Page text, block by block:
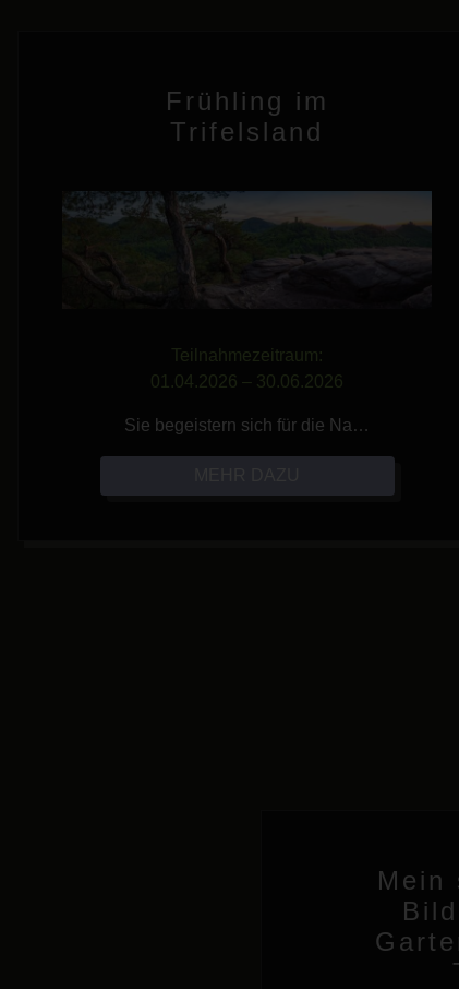
Frühling im
Trifelsland
Teilnahmezeitraum:
01.04.2026 – 30.06.2026
Sie begeistern sich für die Na…
Mein